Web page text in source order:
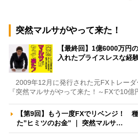
突然マルサがやって来た！
【最終回】1億6000万円
入れたプライスレスな経
2009年12月に発行された元FXトレー
『突然マルサがやって来た！～FXで10億
【第9回】もう一度FXでリベンジ！
た”ヒミツのお金” ｜ 突然マルサ…